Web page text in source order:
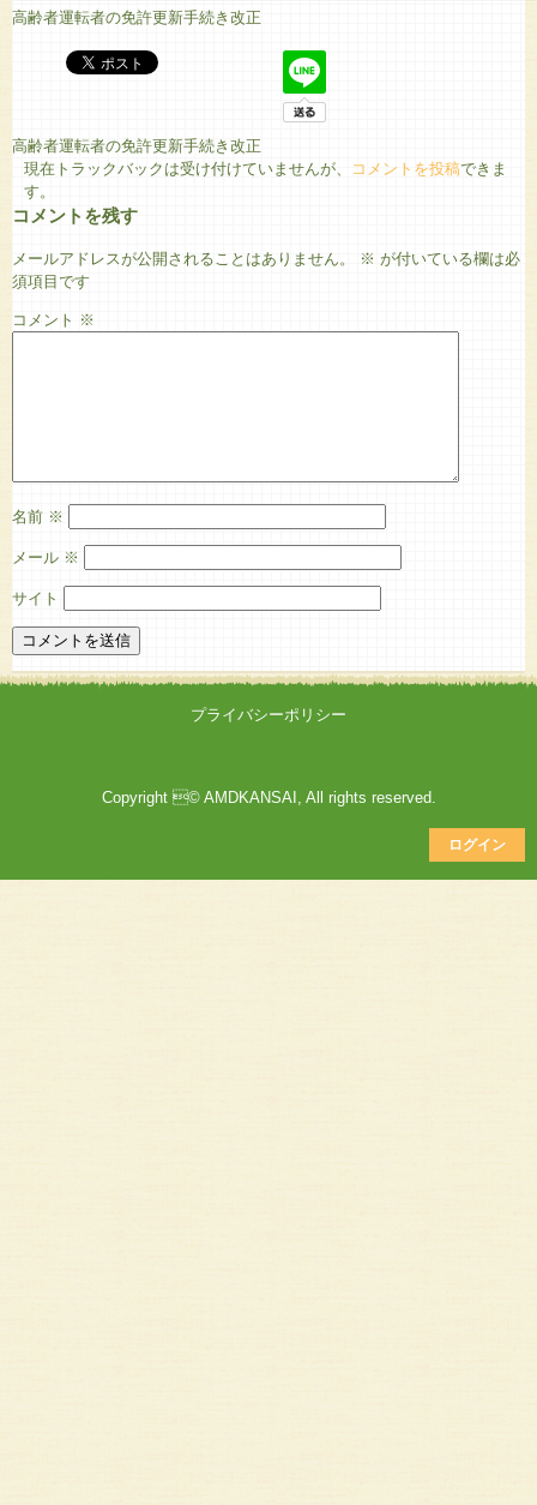
高齢者運転者の免許更新手続き改正
高齢者運転者の免許更新手続き改正
現在トラックバックは受け付けていませんが、
コメントを投稿できま
す。
コメントを残す
メールアドレスが公開されることはありません。 ※ が付いている欄は必
須項目です
コメント ※
名前 ※
メール ※
サイト
プライバシーポリシー
Copyright © AMDKANSAI, All rights reserved.
ログイン